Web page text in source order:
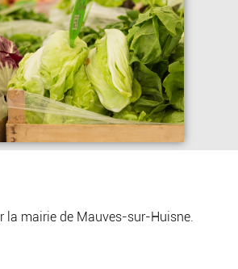
la mairie de Mauves-sur-Huisne.